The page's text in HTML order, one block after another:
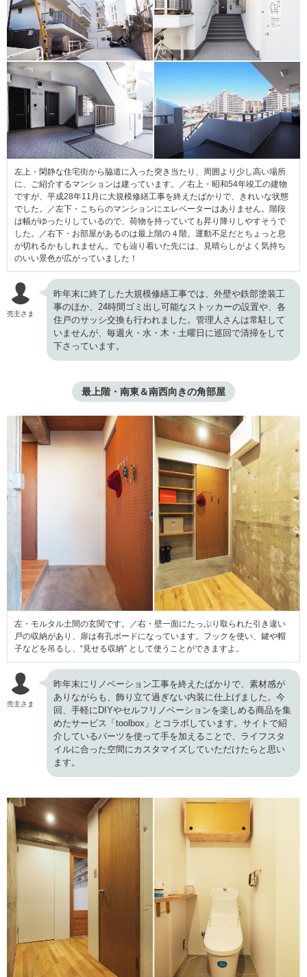
左上・閑静な住宅街から脇道に入った突き当たり、周囲より少し高い場所
に、ご紹介するマンションは建っています。／右上・昭和54年竣工の建物
ですが、平成28年11月に大規模修繕工事を終えたばかりで、きれいな状態
でした。／左下・こちらのマンションにエレベーターはありません。階段
は幅がゆったりしているので、荷物を持っていても昇り降りしやすそうで
した。／右下・お部屋があるのは最上階の４階。運動不足だとちょっと息
が切れるかもしれません。でも辿り着いた先には、見晴らしがよく気持ち
のいい景色が広がっていました！
売主さま
昨年末に終了した大規模修繕工事では、外壁や鉄部塗装工
事のほか、24時間ゴミ出し可能なストッカーの設置や、各
住戸のサッシ交換も行われました。管理人さんは常駐して
いませんが、毎週火・水・木・土曜日に巡回で清掃をして
下さっています。
最上階・南東＆南西向きの角部屋
左・モルタル土間の玄関です。／右・壁一面にたっぷり取られた引き違い
戸の収納があり、扉は有孔ボードになっています。フックを使い、鍵や帽
子などを吊るし、“見せる収納” として使うことができますよ。
売主さま
昨年末にリノベーション工事を終えたばかりで、素材感が
ありながらも、飾り立て過ぎない内装に仕上げました。今
回、手軽にDIYやセルフリノベーションを楽しめる商品を集
めたサービス「toolbox」とコラボしています。サイトで紹
介しているパーツを使って手を加えることで、ライフスタ
イルに合った空間にカスタマイズしていただけたらと思い
ます。